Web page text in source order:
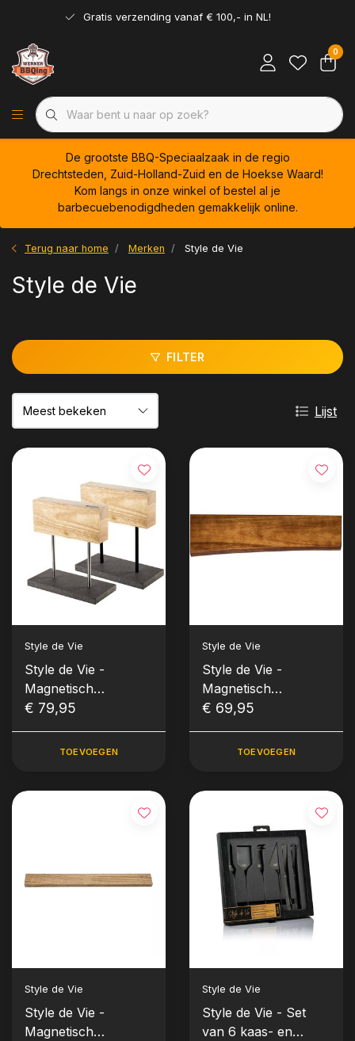
Gratis verzending vanaf € 100,- in NL!
0
De grootste BBQ-Speciaalzaak in de regio
Drechtsteden, Zuid-Holland-Zuid en de Hoekse Waard!
Kom langs in onze winkel of bestel al je
barbecuebenodigdheden gemakkelijk online.
Terug naar home Merken Style de Vie
Style de Vie
FILTER
Lijst
Style de Vie
Style de Vie -
Magnetisch
messenblok Eiken
€ 79,95
TOEVOEGEN
Style de Vie
Style de Vie -
Magnetisch
messenrek Natuur
€ 69,95
TOEVOEGEN
Style de Vie
Style de Vie -
Magnetisch
Style de Vie
Style de Vie - Set
van 6 kaas- en